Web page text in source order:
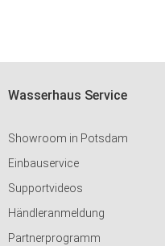
Wasserhaus Service
Showroom in Potsdam
Einbauservice
Supportvideos
Händleranmeldung
Partnerprogramm